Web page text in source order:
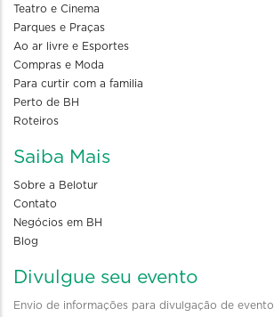
Teatro e Cinema
Parques e Praças
Ao ar livre e Esportes
Compras e Moda
Para curtir com a familia
Perto de BH
Roteiros
Saiba Mais
Sobre a Belotur
Contato
Negócios em BH
Blog
Divulgue seu evento
Envio de informações para divulgação de